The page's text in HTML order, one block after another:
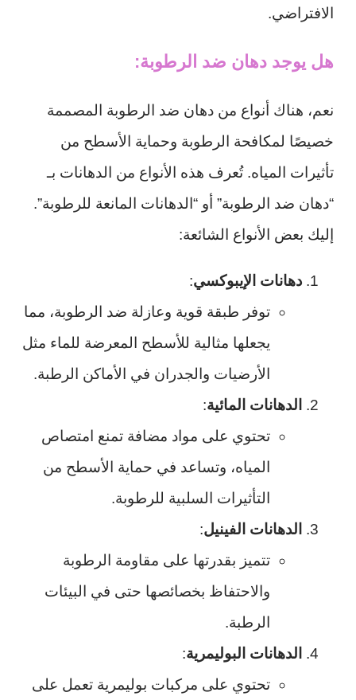
الافتراضي.
هل يوجد دهان ضد الرطوبة:
نعم، هناك أنواع من دهان ضد الرطوبة المصممة
خصيصًا لمكافحة الرطوبة وحماية الأسطح من
تأثيرات المياه. تُعرف هذه الأنواع من الدهانات بـ
“دهان ضد الرطوبة” أو “الدهانات المانعة للرطوبة”.
إليك بعض الأنواع الشائعة:
دهانات الإيبوكسي:
توفر طبقة قوية وعازلة ضد الرطوبة، مما
يجعلها مثالية للأسطح المعرضة للماء مثل
الأرضيات والجدران في الأماكن الرطبة.
الدهانات المائية:
تحتوي على مواد مضافة تمنع امتصاص
المياه، وتساعد في حماية الأسطح من
التأثيرات السلبية للرطوبة.
الدهانات الفينيل:
تتميز بقدرتها على مقاومة الرطوبة
والاحتفاظ بخصائصها حتى في البيئات
الرطبة.
الدهانات البوليمرية:
تحتوي على مركبات بوليمرية تعمل على